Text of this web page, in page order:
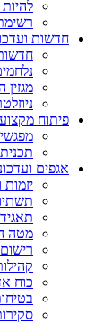
חדשות
מגזין
פיתוח
אגפים
יזמות
מטה
כוח